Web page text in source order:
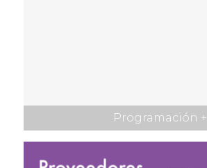
Programación +